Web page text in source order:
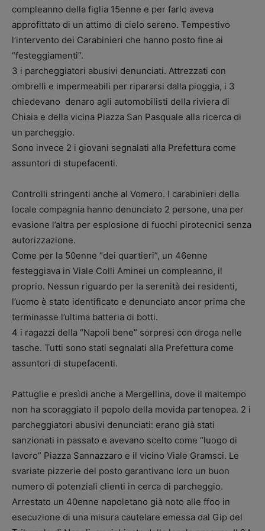
compleanno della figlia 15enne e per farlo aveva
approfittato di un attimo di cielo sereno. Tempestivo
l’intervento dei Carabinieri che hanno posto fine ai
“festeggiamenti”.
3 i parcheggiatori abusivi denunciati. Attrezzati con
ombrelli e impermeabili per ripararsi dalla pioggia, i 3
chiedevano denaro agli automobilisti della riviera di
Chiaia e della vicina Piazza San Pasquale alla ricerca di
un parcheggio.
Sono invece 2 i giovani segnalati alla Prefettura come
assuntori di stupefacenti.
Controlli stringenti anche al Vomero. I carabinieri della
locale compagnia hanno denunciato 2 persone, una per
evasione l’altra per esplosione di fuochi pirotecnici senza
autorizzazione.
Come per la 50enne “dei quartieri”, un 46enne
festeggiava in Viale Colli Aminei un compleanno, il
proprio. Nessun riguardo per la serenità dei residenti,
l’uomo è stato identificato e denunciato ancor prima che
terminasse l’ultima batteria di botti.
4 i ragazzi della “Napoli bene” sorpresi con droga nelle
tasche. Tutti sono stati segnalati alla Prefettura come
assuntori di stupefacenti.
Pattuglie e presìdi anche a Mergellina, dove il maltempo
non ha scoraggiato il popolo della movida partenopea. 2 i
parcheggiatori abusivi denunciati: erano già stati
sanzionati in passato e avevano scelto come “luogo di
lavoro” Piazza Sannazzaro e il vicino Viale Gramsci. Le
svariate pizzerie del posto garantivano loro un buon
numero di potenziali clienti in cerca di parcheggio.
Arrestato un 40enne napoletano già noto alle ffoo in
esecuzione di una misura cautelare emessa dal Gip del